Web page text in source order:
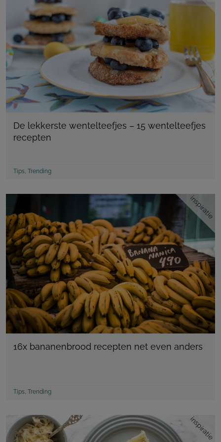
De lekkerste wentelteefjes – 15 wentelteefjes
recepten
Tips Trending
inspiratie
16x bananenbrood recepten net even anders
Tips, Trending
inspiratie